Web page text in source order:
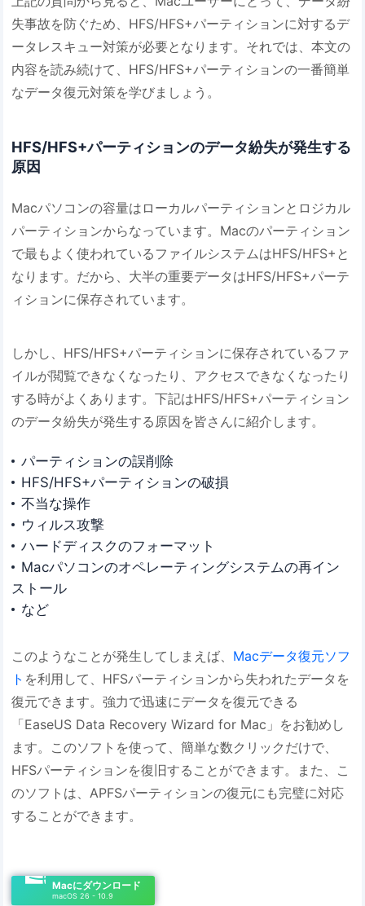
失事故を防ぐため、HFS/HFS+パーティションに対するデ
ータレスキュー対策が必要となります。それでは、本文の
内容を読み続けて、HFS/HFS+パーティションの一番簡単
なデータ復元対策を学びましょう。
HFS/HFS+パーティションのデータ紛失が発生する
原因
Macパソコンの容量はローカルパーティションとロジカル
パーティションからなっています。Macのパーティション
で最もよく使われているファイルシステムはHFS/HFS+と
なります。だから、大半の重要データはHFS/HFS+パーテ
ィションに保存されています。
しかし、HFS/HFS+パーティションに保存されているファ
イルが閲覧できなくなったり、アクセスできなくなったり
する時がよくあります。下記はHFS/HFS+パーティション
のデータ紛失が発生する原因を皆さんに紹介します。
パーティションの誤削除
HFS/HFS+パーティションの破損
不当な操作
ウィルス攻撃
ハードディスクのフォーマット
Macパソコンのオペレーティングシステムの再イン
ストール
など
このようなことが発生してしまえば、 Macデータ復元ソフ
ト を利用して、HFSパーティションから失われたデータを
復元できます。強力で迅速にデータを復元できる
「EaseUS Data Recovery Wizard for Mac」をお勧めし
ます。このソフトを使って、簡単な数クリックだけで、
HFSパーティションを復旧することができます。また、こ
のソフトは、APFSパーティションの復元にも完璧に対応
することができます。
Macにダウンロード
macOS 26 - 10.9